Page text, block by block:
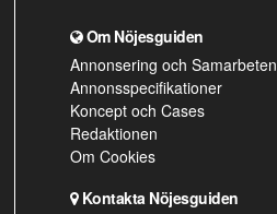
Om Nöjesguiden
Annonsering och Samarbeten
Annonsspecifikationer
Koncept och Cases
Redaktionen
Om Cookies
Kontakta Nöjesguiden